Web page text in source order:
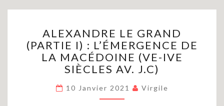
LE
GRAND
(PARTIE
I)
L’ÉMERGENCE
DE
ALEXANDRE LE GRAND
(PARTIE I) : L’ÉMERGENCE DE
LA MACÉDOINE (VE-IVE
SIÈCLES AV. J.C)
10 Janvier 2021 Virgile